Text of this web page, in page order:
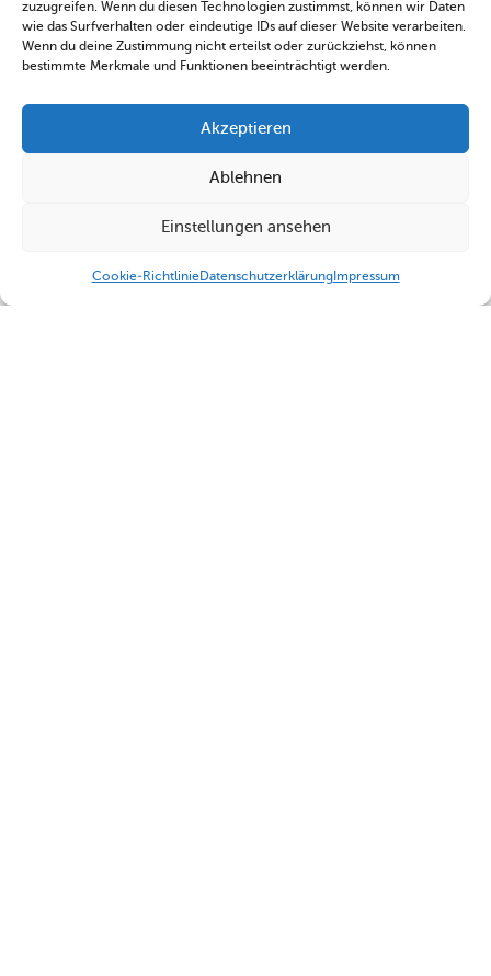
zuzugreifen. Wenn du diesen Technologien zustimmst, können wir Daten
wie das Surfverhalten oder eindeutige IDs auf dieser Website verarbeiten.
Wenn du deine Zustimmung nicht erteilst oder zurückziehst, können
bestimmte Merkmale und Funktionen beeinträchtigt werden.
Akzeptieren
Ablehnen
Einstellungen ansehen
Cookie-RichtlinieDatenschutzerklärungImpressum